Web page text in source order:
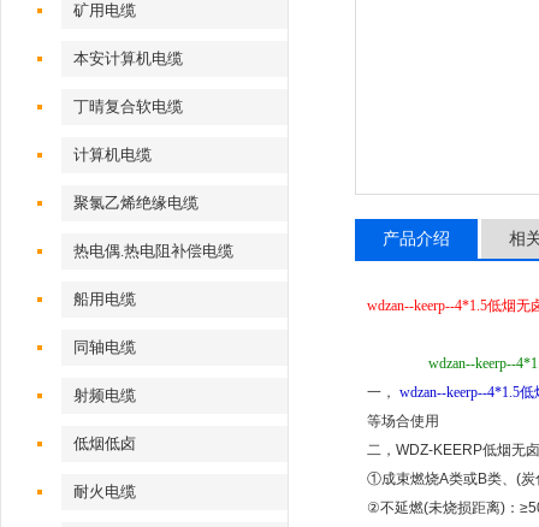
矿用电缆
本安计算机电缆
丁晴复合软电缆
计算机电缆
聚氯乙烯绝缘电缆
热电偶.热电阻补偿电缆
船用电缆
同轴电缆
射频电缆
低烟低卤
耐火电缆
产品介绍 相
wdzan--keerp--4*1.5低烟无
wdzan--keerp--
一， wdzan--keerp--4*1.5低
等场合使用
二，WDZ-KEERP低烟无
①成束燃烧A类或B类、(
②不延燃(未烧损距离)：